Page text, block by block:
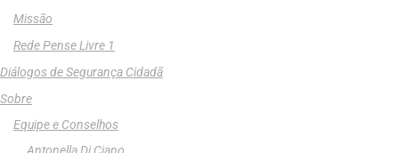
Missão
Rede Pense Livre 1
Diálogos de Segurança Cidadã
Sobre
Equipe e Conselhos